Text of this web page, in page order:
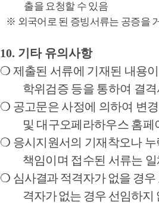
출을 요청할 수 있음
※ 외국어로 된 증빙서류는 공증을
10. 기타 유의사항
❍ 제출된 서류에 기재된 내용
학위검증 등을 통하여 결
❍ 공고문은 사정에 의하여 변
및 대구오페라하우스 홈
❍ 응시지원서의 기재착오나 누
책임이며 접수된 서류는
❍ 심사결과 적격자가 없을 경
격자가 없는 경우 선임하지